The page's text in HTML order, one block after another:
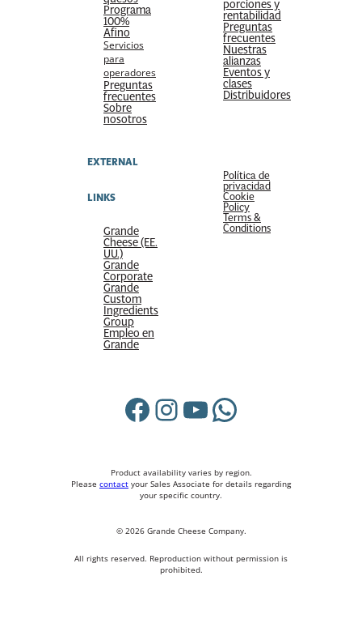
Programa
100%
Afino
Servicios
para
operadores
Preguntas
frecuentes
Sobre
nosotros
porciones y
rentabilidad
Preguntas
frecuentes
Nuestras
alianzas
Eventos y
clases
Distribuidores
EXTERNAL
LINKS
Grande
Cheese (EE.
UU.)
Grande
Corporate
Grande
Custom
Ingredients
Group
Empleo en
Grande
Política de
privacidad
Cookie
Policy
Terms &
Conditions
Facebook
Instagram
YouTube
WhatsApp
Product availability varies by region.
Please contact your Sales Associate for details regarding
your specific country.
© 2026 Grande Cheese Company.
All rights reserved. Reproduction without permission is
prohibited.